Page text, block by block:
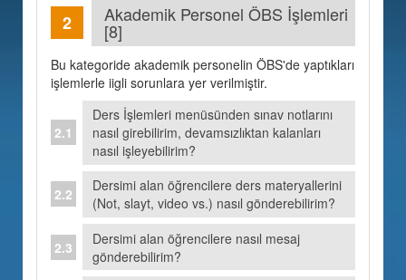
Akademik Personel ÖBS İşlemleri
[8]
Bu kategoride akademik personelin ÖBS'de yaptıkları
işlemlerle iigli sorunlara yer verilmiştir.
Ders İşlemleri menüsünden sınav notlarını
nasıl girebilirim, devamsızlıktan kalanları
nasıl işleyebilirim?
Dersimi alan öğrencilere ders materyallerini
(Not, slayt, video vs.) nasıl gönderebilirim?
Dersimi alan öğrencilere nasıl mesaj
gönderebilirim?